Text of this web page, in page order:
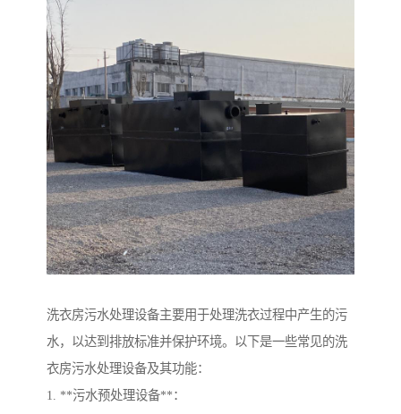
洗衣房污水处理设备主要用于处理洗衣过程中产生的污
水，以达到排放标准并保护环境。以下是一些常见的洗
衣房污水处理设备及其功能：
1. **污水预处理设备**：